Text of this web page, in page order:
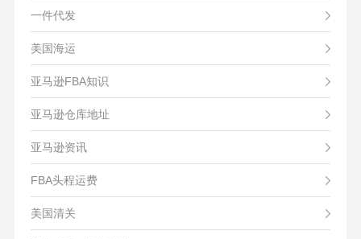
一件代发
美国海运
亚马逊FBA知识
亚马逊仓库地址
亚马逊资讯
FBA头程运费
美国清关